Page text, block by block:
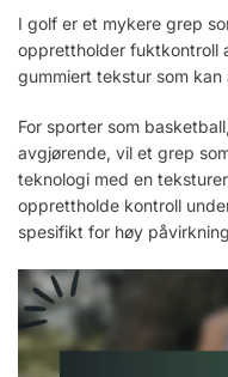
I golf er et mykere grep
opprettholder fuktkontroll
gummiert tekstur som
For sporter som
avgjørende, vil et grep
teknologi med en
opprettholde kontroll
spesifikt for høy